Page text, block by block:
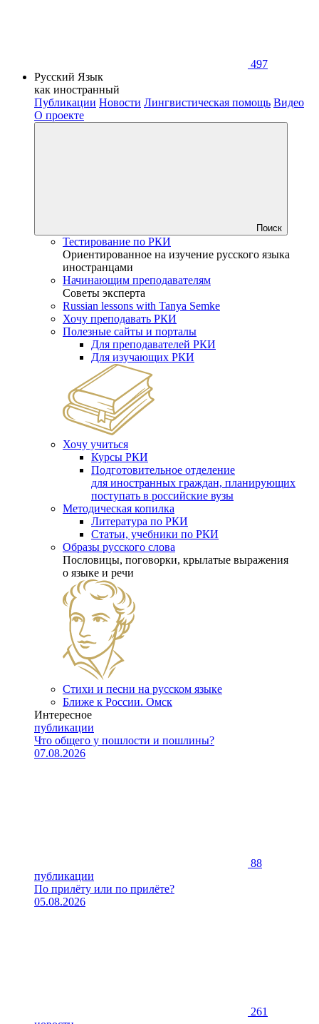
497
Русский Язык
как иностранный
Публикации Новости Лингвистическая помощь Видео
О проекте
Поиск
Тестирование по РКИ
Ориентированное на изучение русского языка
иностранцами
Начинающим преподавателям
Советы эксперта
Russian lessons with Tanya Semke
Хочу преподавать РКИ
Полезные сайты и порталы
Для преподавателей РКИ
Для изучающих РКИ
Хочу учиться
Курсы РКИ
Подготовительное отделение
для иностранных граждан, планирующих
поступать в российские вузы
Методическая копилка
Литература по РКИ
Статьи, учебники по РКИ
Образы русского слова
Пословицы, поговорки, крылатые выражения
о языке и речи
Стихи и песни на русском языке
Ближе к России. Омск
Интересное
публикации
Что общего у пошлости и пошлины?
07.08.2026
88
публикации
По прилёту или по прилёте?
05.08.2026
261